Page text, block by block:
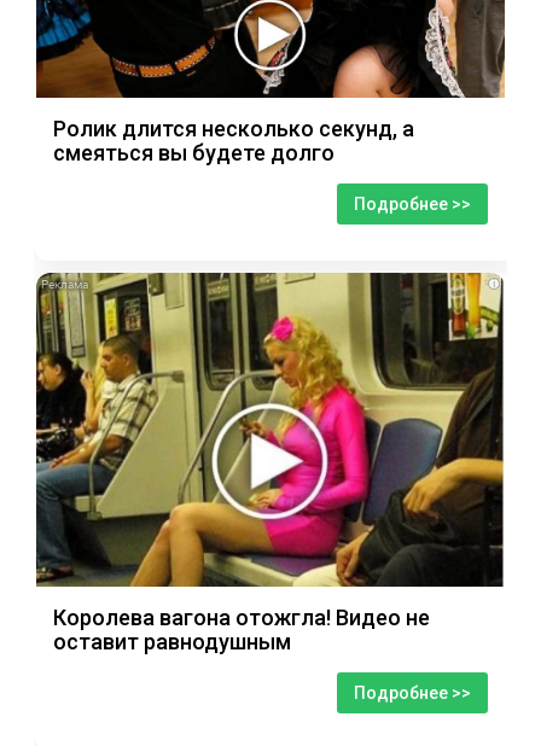
Ролик длится несколько секунд, а
смеяться вы будете долго
Подробнее >>
i
Королева вагона отожгла! Видео не
оставит равнодушным
Подробнее >>